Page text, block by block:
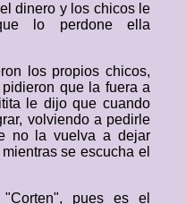
dinero y los chicos le
lo perdone ella
los propios chicos,
que la fuera a
le dijo que cuando
volviendo a pedirle
no la vuelva a dejar
se escucha el
pues es el